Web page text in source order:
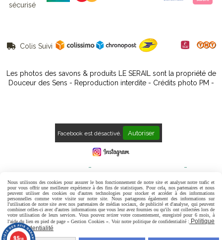
sécurisé
 Colis Suivi
Les photos des savons & produits LE SERAIL sont la propriété de
Douceur des Sens - Reproduction interdite - Crédits photo PM -
Facebook est désactivé. Autoriser
Politique de confidentialité Gestion cookies Mon Compte
Contact Avis Clients
9.5/10
Nous utilisons des cookies pour assurer le bon fonctionnement de notre site et analyser notre trafic et
pour vous offrir une meilleure expérience à des fins de statistiques. Pour cela, nos partenaires et nous
peuvent utiliser des cookies ou d'autres technologies pour stocker et accéder à des informations
personnelles comme votre visite sur notre site. Nous partageons également des informations sur
l'utilisation de notre site avec nos partenaires de médias sociaux, de publicité et d'analyse, qui peuvent
combiner celles-ci avec d'autres informations que vous leur avez fournies ou qu'ils ont collectées lors de
votre utilisation de leurs services. Vous pouvez retirer votre consentement, enregistré pour 6 mois, à
l'aide du lien en pied de page « Gestion Cookies ». Voir notre politique de confidentialité : Politique
de confidentialité